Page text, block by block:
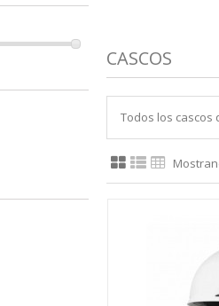
CASCOS
Todos los cascos